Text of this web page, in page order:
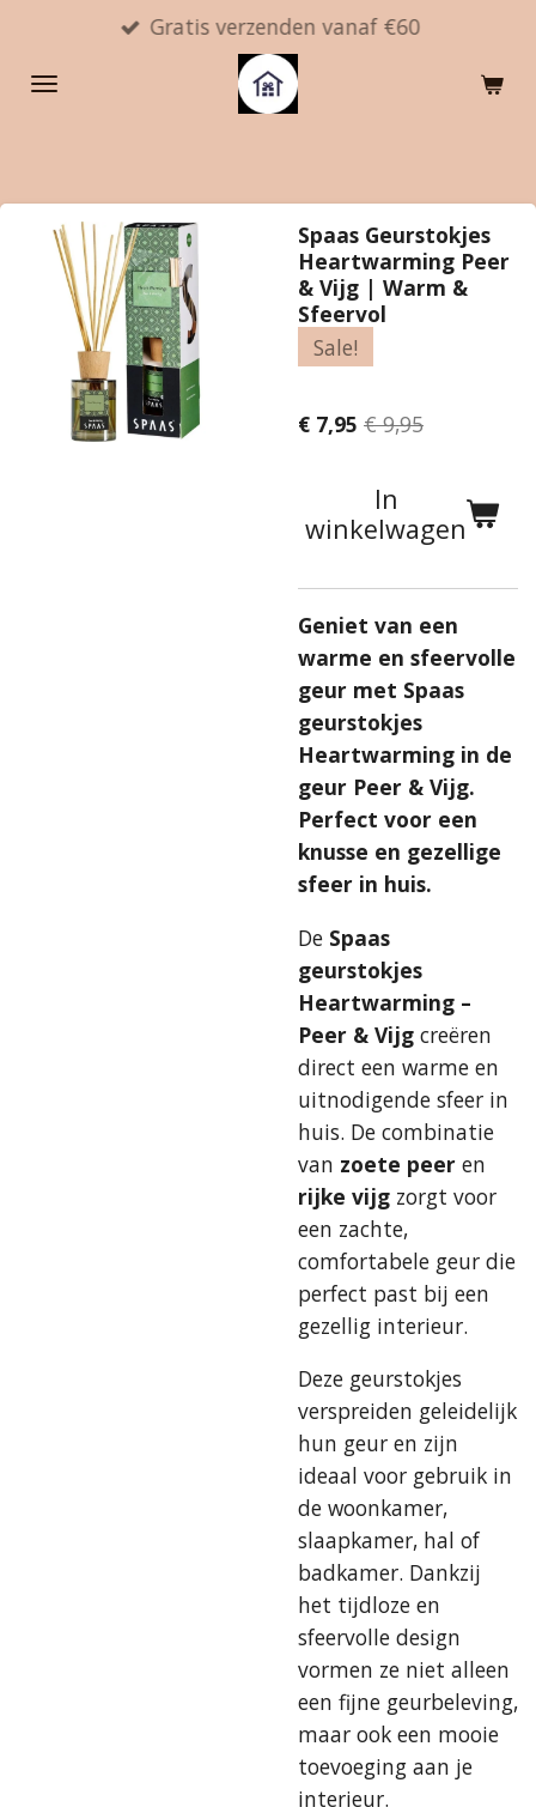
naar
Gratis verzenden vanaf €60
Spaas Geurstokjes
Heartwarming Peer
& Vijg | Warm &
Sfeervol
Sale!
€ 7,95 € 9,95
In
winkelwagen
Geniet van een
warme en sfeervolle
geur met Spaas
geurstokjes
Heartwarming in de
geur Peer & Vijg.
Perfect voor een
knusse en gezellige
sfeer in huis.
De Spaas
geurstokjes
Heartwarming –
Peer & Vijg creëren
direct een warme en
uitnodigende sfeer in
huis. De combinatie
van zoete peer en
rijke vijg zorgt voor
een zachte,
comfortabele geur die
perfect past bij een
gezellig interieur.
Deze geurstokjes
verspreiden geleidelijk
hun geur en zijn
ideaal voor gebruik in
de woonkamer,
slaapkamer, hal of
badkamer. Dankzij
het tijdloze en
sfeervolle design
vormen ze niet alleen
een fijne geurbeleving,
maar ook een mooie
toevoeging aan je
interieur.